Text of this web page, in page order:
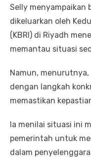
Selly menyampaikan
dikeluarkan oleh
(KBRI) di Riyadh
memantau situasi
Namun,
dengan langkah
memastikan
Ia menilai situasi ini
pemerintah untuk
dalam